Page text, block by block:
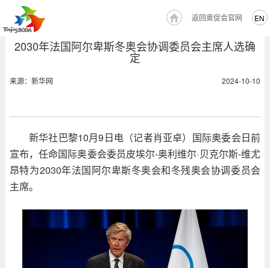
EN
返回奥促会官网
2030年法国阿尔卑斯冬奥会协调委员会主席人选确
定
来源：新华网 2024-10-10
新华社巴黎10月9日电（记者肖亚卓）国际奥委会日前
宣布，任命国际奥委会委员皮埃尔-奥利维尔·贝克尔斯-维尤
昂特为2030年法国阿尔卑斯冬奥会和冬残奥会协调委员会
主席。